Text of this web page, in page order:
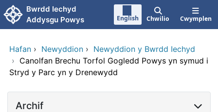
Neidio i'r prif gynnwy
Bwrdd Iechyd
Addysgu Powys
English Chwilio Cwymplen
Hafan › Newyddion › Newyddion y Bwrdd Iechyd
› Canolfan Brechu Torfol Gogledd Powys yn symud i
Stryd y Parc yn y Drenewydd
Archif